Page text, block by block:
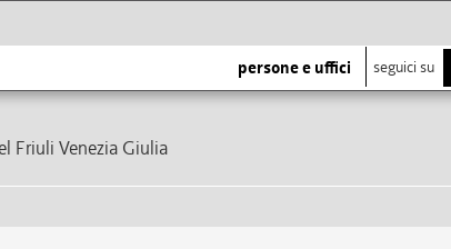
persone e uffici seguici su
Friuli Venezia Giulia